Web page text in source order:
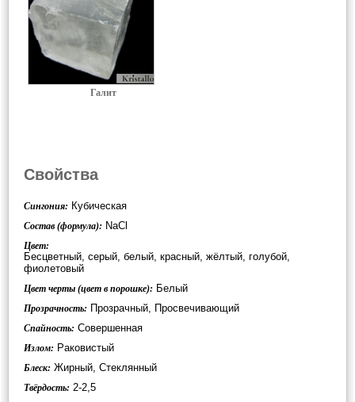
Галит
Свойства
Сингония: Кубическая
Состав (формула): NaCl
Цвет:
Бесцветный, серый, белый, красный, жёлтый, голубой,
фиолетовый
Цвет черты (цвет в порошке): Белый
Прозрачность: Прозрачный, Просвечивающий
Спайность: Совершенная
Излом: Раковистый
Блеск: Жирный, Стеклянный
Твёрдость: 2-2,5